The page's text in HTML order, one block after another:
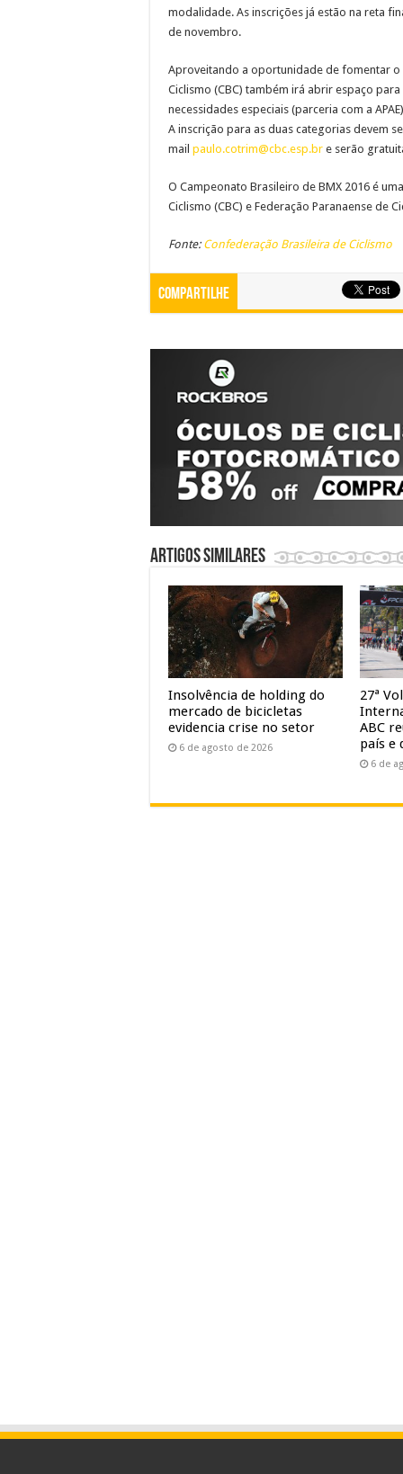
modalidade. As inscrições já estão na reta
de novembro.
Aproveitando a oportunidade de fomentar o
Ciclismo (CBC) também irá abrir espaço
necessidades especiais (parceria com a
A inscrição para as duas categorias devem
mail paulo.cotrim@cbc.esp.br e serão
O Campeonato Brasileiro de BMX 2016 é
Ciclismo (CBC) e Federação Paranaense de
Fonte: Confederação Brasileira de Ciclismo
Compartilhe
Artigos similares
Insolvência de holding do
mercado de bicicletas
evidencia crise no setor
6 de agosto de 2026
27ª
ABC
país e
6 de